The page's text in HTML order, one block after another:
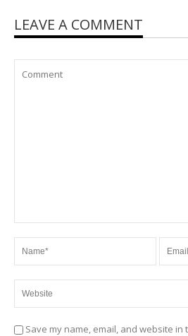
LEAVE A COMMENT
Save my name, email, and website